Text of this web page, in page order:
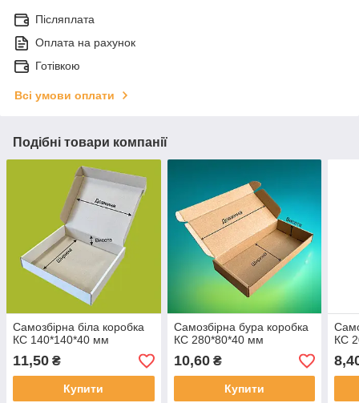
Післяплата
Оплата на рахунок
Готівкою
Всі умови оплати
Подібні товари компанії
Самозбірна біла коробка
КС 140*140*40 мм
11,50 ₴
Купити
Самозбірна бура коробка
КС 280*80*40 мм
10,60₴
Купити
КС